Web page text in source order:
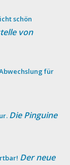
schön
von
für
Die Pinguine
Der neue